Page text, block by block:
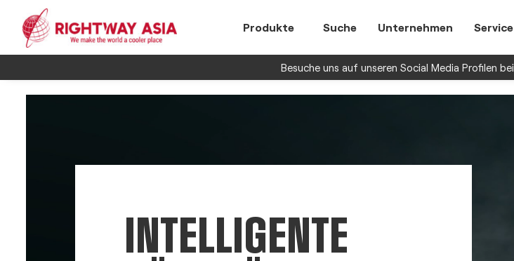
Produkte Suche Unternehmen Service
Besuche uns auf unseren Social Media Profilen bei
INTELLIGENTE